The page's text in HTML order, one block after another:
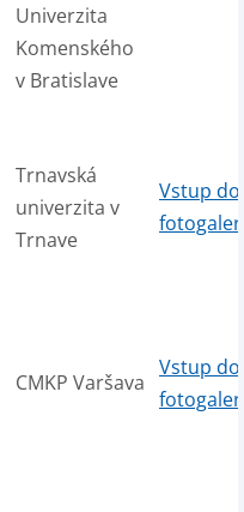
Univerzita
Komenského
v Bratislave
Trnavská
univerzita v
Trnave
Vstup do
CMKP Varšava
Vstup do